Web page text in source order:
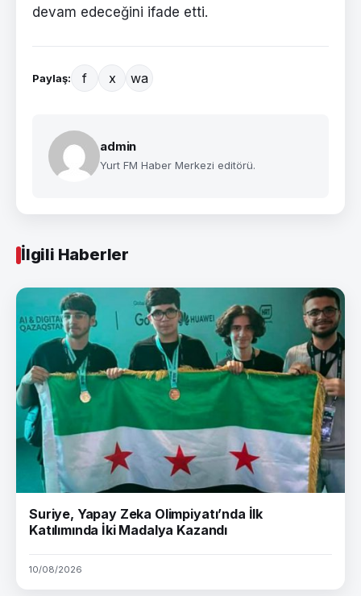
devam edeceğini ifade etti.
Paylaş: f x wa
admin
Yurt FM Haber Merkezi editörü.
İlgili Haberler
Suriye, Yapay Zeka Olimpiyatı’nda İlk
Katılımında İki Madalya Kazandı
10/08/2026